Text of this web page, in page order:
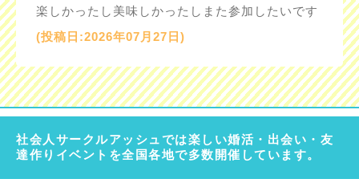
楽しかったし美味しかったしまた参加したいです
(投稿日:2026年07月27日)
社会人サークルアッシュでは楽しい婚活・出会い・友
達作りイベントを全国各地で多数開催しています。